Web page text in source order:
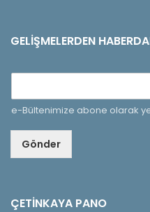
GELIŞMELERDEN
e-Bültenimize abone olarak
Gönder
ÇETINKAYA PANO